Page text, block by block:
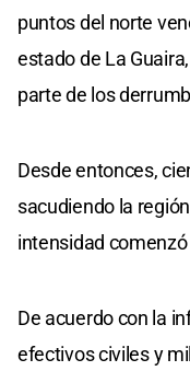
puntos del norte
estado de La
parte de los
Desde entonces,
sacudiendo la
intensidad
De acuerdo con la
efectivos civiles y